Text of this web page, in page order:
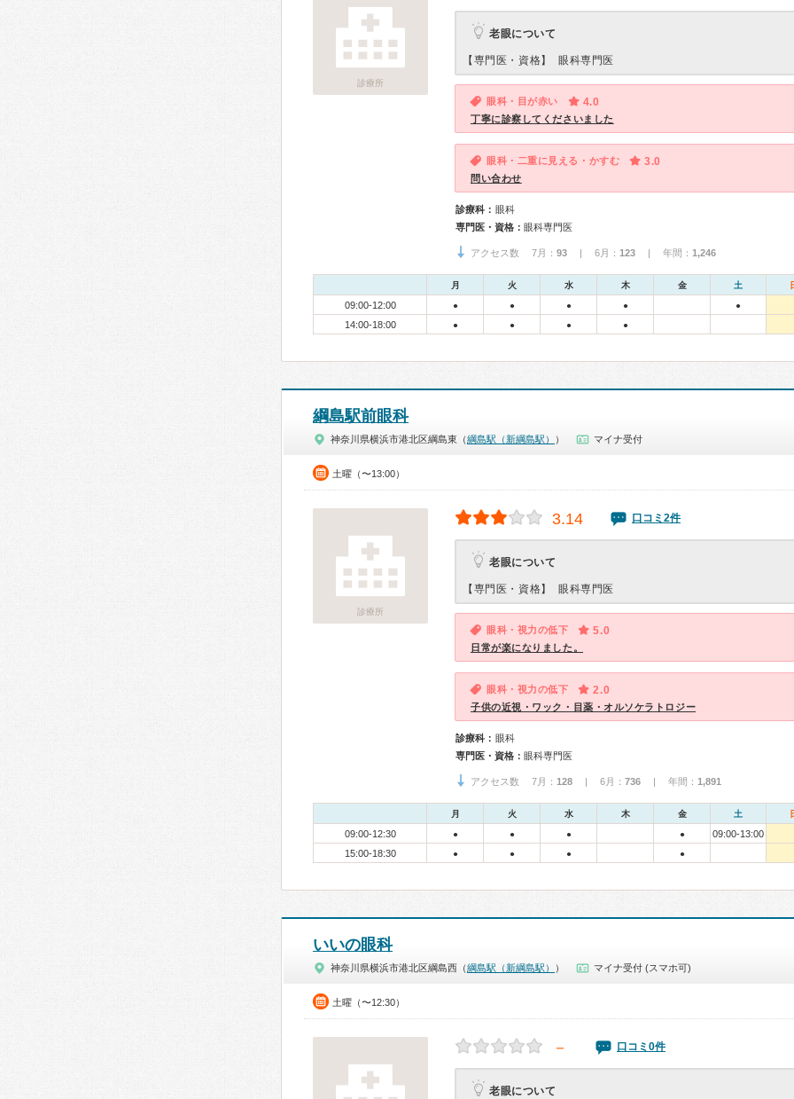
診療所
老眼について
【専門医・資格】 眼科専門医
眼科・目が赤い 4.0
丁寧に診察してくださいました
眼科・二重に見える・かすむ 3.0
問い合わせ
診療科： 眼科
専門医・資格： 眼科専門医
アクセス数 7月： 93 | 6月： 123 | 年間： 1,246
月 火 水 木 金 土
09:00-12:00 ● ● ● ● ●
14:00-18:00 ● ● ● ●
綱島駅前眼科
神奈川県横浜市港北区綱島東（綱島駅（新綱島駅） ） マイナ受付
土曜（〜13:00）
診療所
3.14 口コミ2件
老眼について
【専門医・資格】 眼科専門医
眼科・視力の低下 5.0
日常が楽になりました。
眼科・視力の低下 2.0
子供の近視・ワック・目薬・オルソケラトロジー
診療科： 眼科
専門医・資格： 眼科専門医
アクセス数 7月： 128 | 6月： 736 | 年間： 1,891
月 火 水 木 金 土
09:00-12:30 ● ● ● ●
09:00-13:00
15:00-18:30
● ● ● ●
いいの眼科
神奈川県横浜市港北区綱島西（綱島駅（新綱島駅） ） マイナ受付 (スマホ可)
土曜（〜12:30）
－ 口コミ0件
老眼について